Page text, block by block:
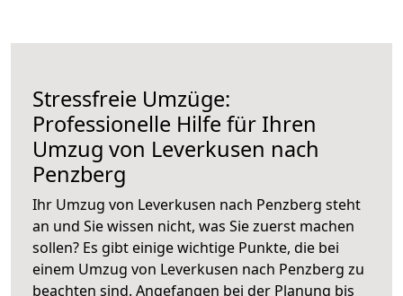
Stressfreie Umzüge:
Professionelle Hilfe für Ihren
Umzug von Leverkusen nach
Penzberg
Ihr Umzug von Leverkusen nach Penzberg steht
an und Sie wissen nicht, was Sie zuerst machen
sollen? Es gibt einige wichtige Punkte, die bei
einem Umzug von Leverkusen nach Penzberg zu
beachten sind. Angefangen bei der Planung bis